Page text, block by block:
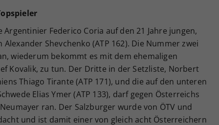
Federico Coria auf den 21 Jahre jungen,
Shevchenko (ATP 162). Die Nummer zwei
wiederum bekommt es mit dem ehemaligen
Kovalik, zu tun. Der Dritte in der Setzliste, Norbert
Thiago Tirante (ATP 171), und die auf den unteren
Elias Ymer (ATP 133), darf gegen Österreichs
ran. Der Salzburger wurde von ÖTV und
und ist damit einer von gleich acht Österreichern